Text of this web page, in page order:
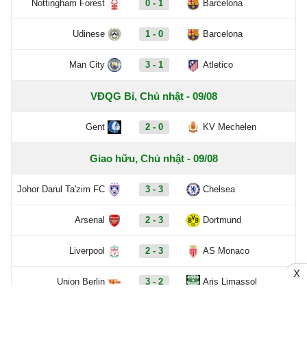
Nottingham Forest 0 - 1 Barcelona
Udinese 1 - 0 Barcelona
Man City 3 - 1 Atletico
VĐQG Bỉ, Chủ nhật - 09/08
Gent 2 - 0 KV Mechelen
Giao hữu, Chủ nhật - 09/08
Johor Darul Ta'zim FC 3 - 3 Chelsea
Arsenal 2 - 3 Dortmund
Liverpool 2 - 3 AS Monaco
Union Berlin 3 - 2 Aris Limassol
X